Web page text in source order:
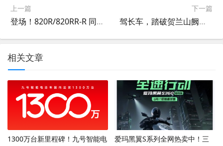
上一篇
登场！820R/820RR-R 同步发售
下一篇
驾长车，踏破贺兰山阙！立马驶向智慧大动力新时代！
相关文章
1300万台新里程碑！九号智能电
爱玛黑翼S系列全网热卖中！三